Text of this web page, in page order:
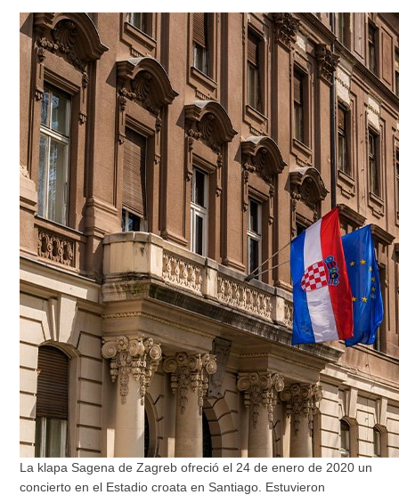
La klapa Sagena de Zagreb ofreció el 24 de enero de 2020 un
concierto en el Estadio croata en Santiago. Estuvieron